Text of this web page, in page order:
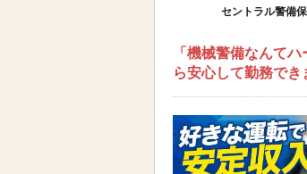
セントラル警備
「機械警備なんて
ら安心して勤務で